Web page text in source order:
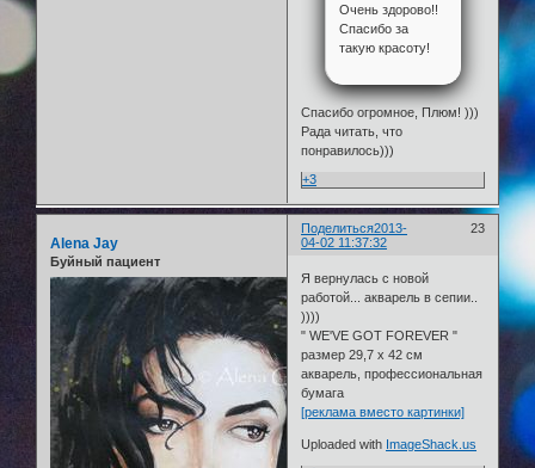
Очень здорово!!
Спасибо за
такую красоту!
Спасибо огромное, Плюм! )))
Рада читать, что
понравилось)))
+3
Поделиться 23
2013-
04-02 11:37:32
Alena Jay
Буйный пациент
Я вернулась с новой
работой... акварель в сепии..
))))
" WE'VE GOT FOREVER "
размер 29,7 х 42 см
акварель, профессиональная
бумага
[реклама вместо картинки]
Uploaded with ImageShack.us